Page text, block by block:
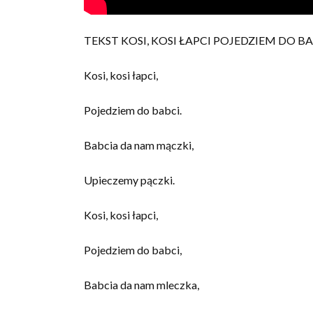
TEKST KOSI, KOSI ŁAPCI POJEDZIEM DO
Kosi, kosi łapci,
Pojedziem do babci.
Babcia da nam mączki,
Upieczemy pączki.
Kosi, kosi łapci,
Pojedziem do babci,
Babcia da nam mleczka,